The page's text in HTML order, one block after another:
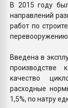
В 2015 году
направлений
работ по
перевооружению.
Введена в
производстве
качество
расходные
1,5%, по натру